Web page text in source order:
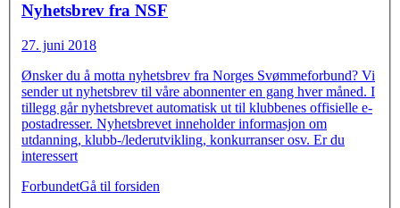
Nyhetsbrev fra NSF
27. juni 2018
Ønsker du å motta nyhetsbrev fra Norges Svømmeforbund? Vi
sender ut nyhetsbrev til våre abonnenter en gang hver måned. I
tillegg går nyhetsbrevet automatisk ut til klubbenes offisielle e-
postadresser. Nyhetsbrevet inneholder informasjon om
utdanning, klubb-/lederutvikling, konkurranser osv. Er du
interessert
ForbundetGå til forsiden